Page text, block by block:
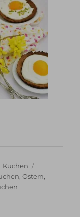
Kategorien
Kuchen
,Ostern,